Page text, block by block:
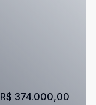
R$ 374.000,00